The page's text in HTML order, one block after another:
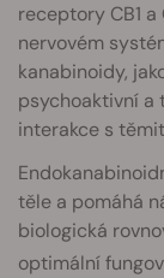
receptory CB1
nervovém
kanabinoidy,
psychoaktivní
interakce s
těle a pomáhá
biologická
optimální